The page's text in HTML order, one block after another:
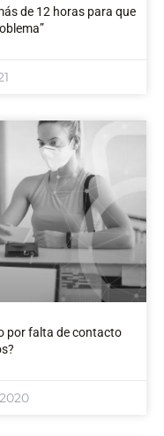
de 12 horas para que
por falta de contacto